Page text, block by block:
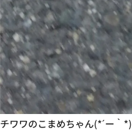
チワワのこまめちゃん(*´ー｀*)